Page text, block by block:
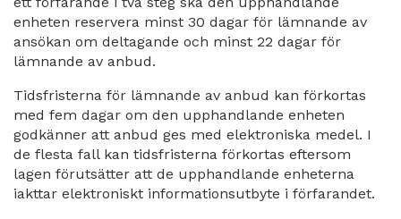
enheten reservera minst 30 dagar för lämnande av
ansökan om deltagande och minst 22 dagar för
lämnande av anbud.
Tidsfristerna för lämnande av anbud kan förkortas
med fem dagar om den upphandlande enheten
godkänner att anbud ges med elektroniska medel. I
de flesta fall kan tidsfristerna förkortas eftersom
lagen förutsätter att de upphandlande enheterna
iakttar elektroniskt informationsutbyte i förfarandet.